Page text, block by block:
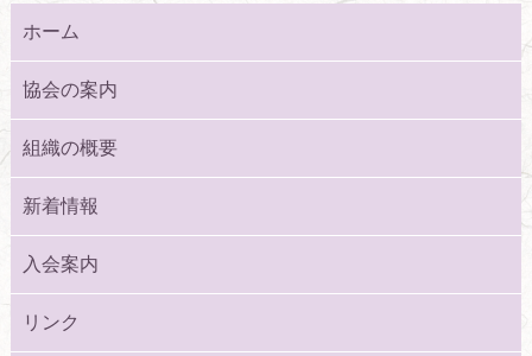
ホーム
協会の案内
組織の概要
新着情報
入会案内
リンク